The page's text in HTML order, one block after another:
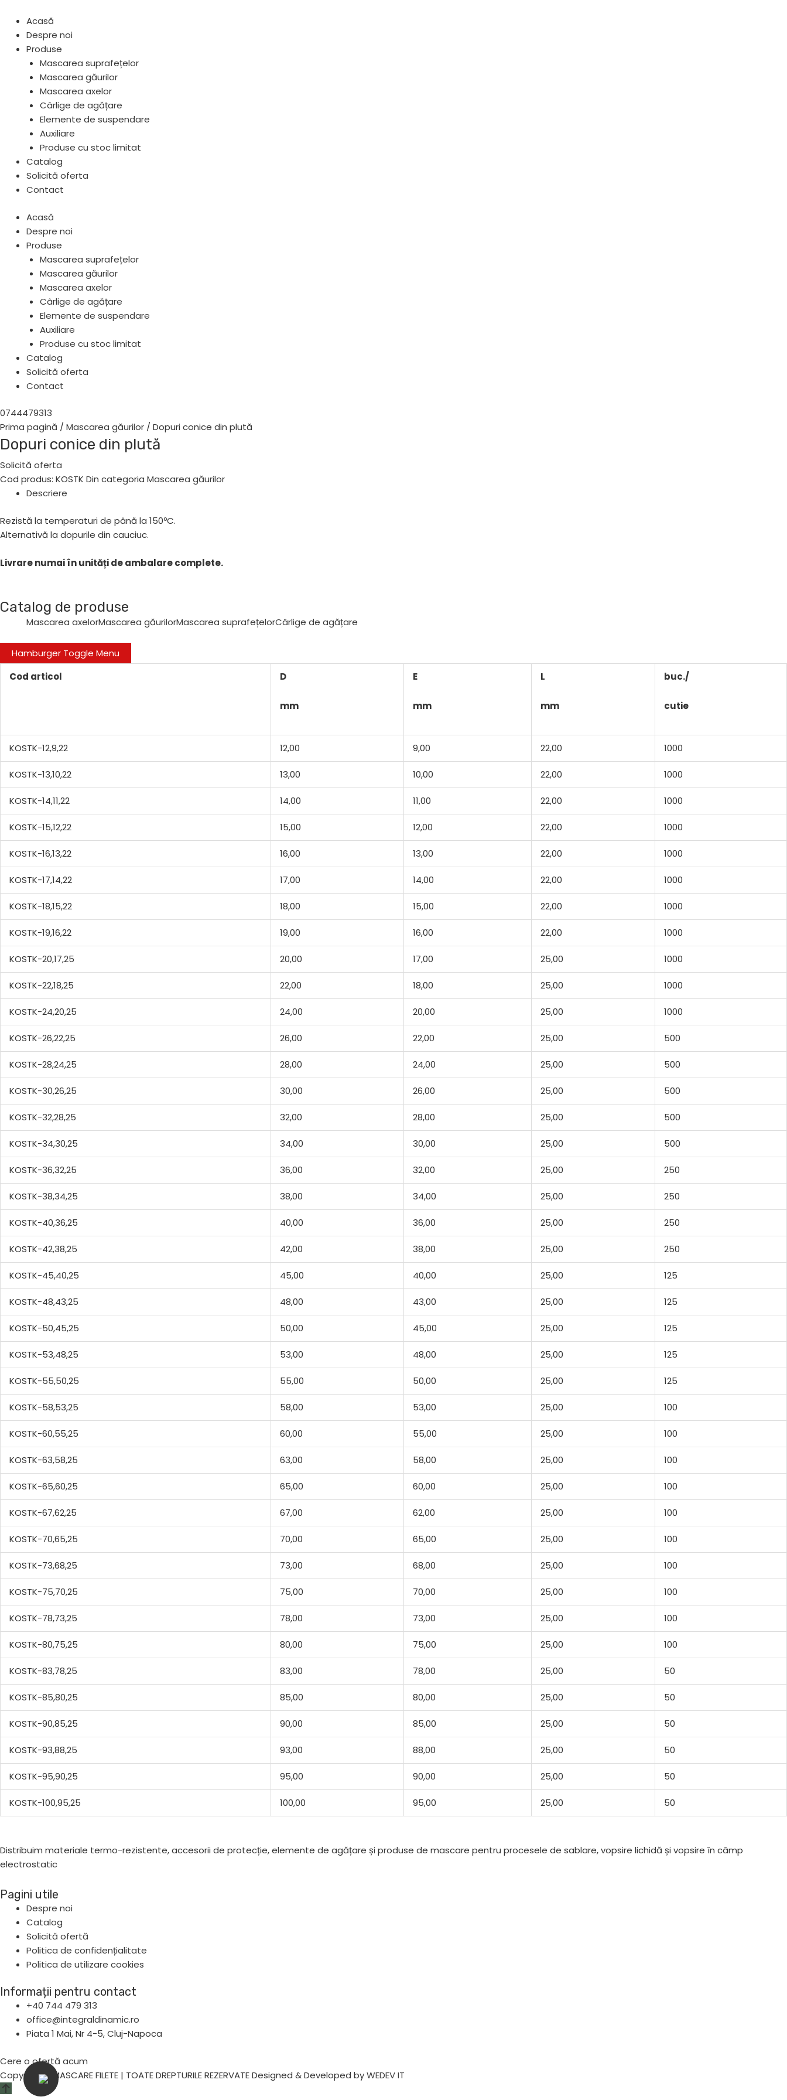
content
Acasă
Despre noi
Produse
Mascarea suprafețelor
Mascarea găurilor
Mascarea axelor
Cârlige de agățare
Elemente de suspendare
Auxiliare
Produse cu stoc limitat
Catalog
Solicită oferta
Contact
Acasă
Despre noi
Produse
Mascarea suprafețelor
Mascarea găurilor
Mascarea axelor
Cârlige de agățare
Elemente de suspendare
Auxiliare
Produse cu stoc limitat
Catalog
Solicită oferta
Contact
0744479313
Prima pagină / Mascarea găurilor / Dopuri conice din plută
Dopuri conice din plută
Solicită oferta
Cod produs: KOSTK Din categoria Mascarea găurilor
Descriere
Rezistă la temperaturi de până la 150ºC.
Alternativă la dopurile din cauciuc.
Livrare numai în unități de ambalare complete.
Catalog de produse
Mascarea axelorMascarea găurilorMascarea suprafețelorCârlige de agățare
Hamburger Toggle Menu
Cod articol
D
mm
E
mm
L
mm
buc./
cutie
KOSTK-12,9,22 12,00 9,00 22,00 1000
KOSTK-13,10,22 13,00 10,00 22,00 1000
KOSTK-14,11,22 14,00 11,00 22,00 1000
KOSTK-15,12,22 15,00 12,00 22,00 1000
KOSTK-16,13,22 16,00 13,00 22,00 1000
KOSTK-17,14,22 17,00 14,00 22,00 1000
KOSTK-18,15,22 18,00 15,00 22,00 1000
KOSTK-19,16,22 19,00 16,00 22,00 1000
KOSTK-20,17,25 20,00 17,00 25,00 1000
KOSTK-22,18,25 22,00 18,00 25,00 1000
KOSTK-24,20,25 24,00 20,00 25,00 1000
KOSTK-26,22,25 26,00 22,00 25,00 500
KOSTK-28,24,25 28,00 24,00 25,00 500
KOSTK-30,26,25 30,00 26,00 25,00 500
KOSTK-32,28,25 32,00 28,00 25,00 500
KOSTK-34,30,25 34,00 30,00 25,00 500
KOSTK-36,32,25 36,00 32,00 25,00 250
KOSTK-38,34,25 38,00 34,00 25,00 250
KOSTK-40,36,25 40,00 36,00 25,00 250
KOSTK-42,38,25 42,00 38,00 25,00 250
KOSTK-45,40,25 45,00 40,00 25,00 125
KOSTK-48,43,25 48,00 43,00 25,00 125
KOSTK-50,45,25 50,00 45,00 25,00 125
KOSTK-53,48,25 53,00 48,00 25,00 125
KOSTK-55,50,25 55,00 50,00 25,00 125
KOSTK-58,53,25 58,00 53,00 25,00 100
KOSTK-60,55,25 60,00 55,00 25,00 100
KOSTK-63,58,25 63,00 58,00 25,00 100
KOSTK-65,60,25 65,00 60,00 25,00 100
KOSTK-67,62,25 67,00 62,00 25,00 100
KOSTK-70,65,25 70,00 65,00 25,00 100
KOSTK-73,68,25 73,00 68,00 25,00 100
KOSTK-75,70,25 75,00 70,00 25,00 100
KOSTK-78,73,25 78,00 73,00 25,00 100
KOSTK-80,75,25 80,00 75,00 25,00 100
KOSTK-83,78,25 83,00 78,00 25,00 50
KOSTK-85,80,25 85,00 80,00 25,00 50
KOSTK-90,85,25 90,00 85,00 25,00 50
KOSTK-93,88,25 93,00 88,00 25,00 50
KOSTK-95,90,25 95,00 90,00 25,00 50
KOSTK-100,95,25 100,00 95,00 25,00 50
Distribuim materiale termo-rezistente, accesorii de protecție, elemente de agățare și produse de mascare pentru procesele de sablare, vopsire lichidă și vopsire în câmp
electrostatic
Pagini utile
Despre noi
Catalog
Solicită ofertă
Politica de confidențialitate
Politica de utilizare cookies
Informații pentru contact
+40 744 479 313
office@integraldinamic.ro
Piata 1 Mai, Nr 4-5, Cluj-Napoca
Cere o ofertă acum
Copyright ©MASCARE FILETE | TOATE DREPTURILE REZERVATE Designed & Developed byWEDEV IT
Up